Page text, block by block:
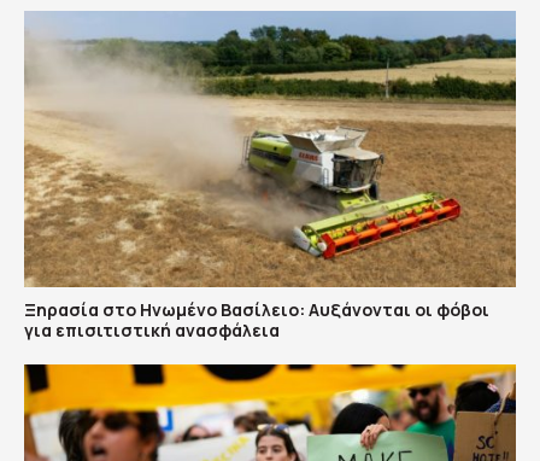
Ξηρασία στο Ηνωμένο Βασίλειο: Αυξάνονται οι φόβοι
για επισιτιστική ανασφάλεια